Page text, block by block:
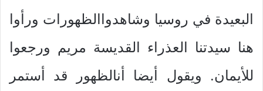
البعيدة في روسيا وشاهدواالظهورات ورأوا
هنا سيدتنا العذراء القديسة مريم ورجعوا
للأيمان. ويقول أيضا أنالظهور قد أستمر